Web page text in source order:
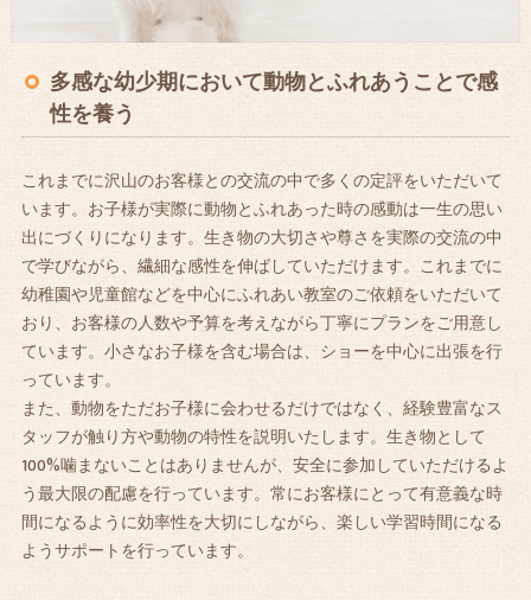
多感な幼少期において動物とふれあうことで感
性を養う
これまでに沢山のお客様との交流の中で多くの定評をいただいて
います。お子様が実際に動物とふれあった時の感動は一生の思い
出にづくりになります。生き物の大切さや尊さを実際の交流の中
で学びながら、繊細な感性を伸ばしていただけます。これまでに
幼稚園や児童館などを中心にふれあい教室のご依頼をいただいて
おり、お客様の人数や予算を考えながら丁寧にプランをご用意し
ています。小さなお子様を含む場合は、ショーを中心に出張を行
っています。
また、動物をただお子様に会わせるだけではなく、経験豊富なス
タッフが触り方や動物の特性を説明いたします。生き物として
100%噛まないことはありませんが、安全に参加していただけるよ
う最大限の配慮を行っています。常にお客様にとって有意義な時
間になるように効率性を大切にしながら、楽しい学習時間になる
ようサポートを行っています。